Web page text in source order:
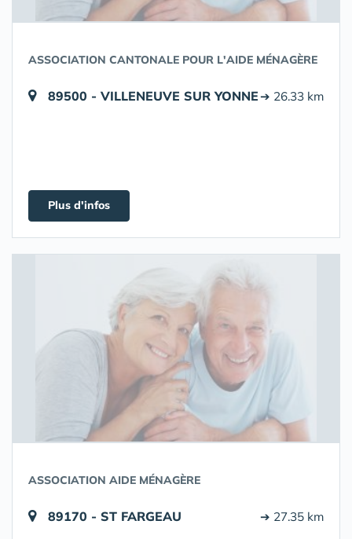
ASSOCIATION CANTONALE POUR L'AIDE MÉNAGÈRE
89500 - VILLENEUVE SUR YONNE➔ 26.33 km
Plus d'infos
ASSOCIATION AIDE MÉNAGÈRE
89170 - ST FARGEAU ➔ 27.35 km